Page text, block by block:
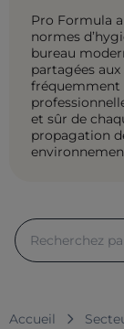
Pro Formula
normes
bureau
partagées
fréquemment
et sûr de
propagation
Accueil